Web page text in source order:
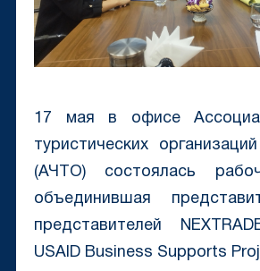
17 мая в офисе
туристических
(АЧТО) состоялась
объединившая
представителей
USAID Business Supports